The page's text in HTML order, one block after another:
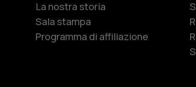
La nostra storia
Sala stampa
Programma di affiliazione